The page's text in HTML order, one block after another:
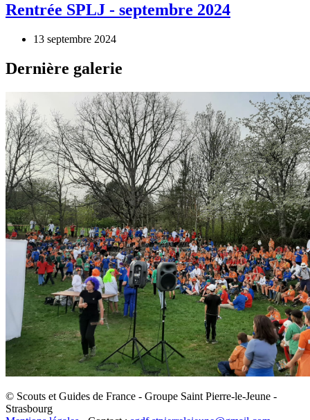
Rentrée SPLJ - septembre 2024
13 septembre 2024
Dernière galerie
© Scouts et Guides de France - Groupe Saint Pierre-le-Jeune -
Strasbourg